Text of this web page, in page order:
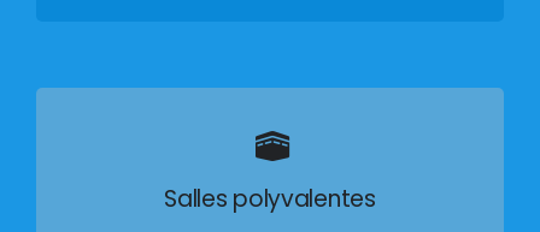
Salles polyvalentes